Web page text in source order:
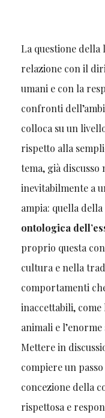
La questione
relazione con il
umani e con la
confronti
colloca su un
rispetto alla
tema, già
inevitabilmente a
ampia: quella
ontologica
proprio questa
cultura e nella
comportamenti
inaccettabili,
animali e
Mettere in
compiere un
concezione della
rispettosa e